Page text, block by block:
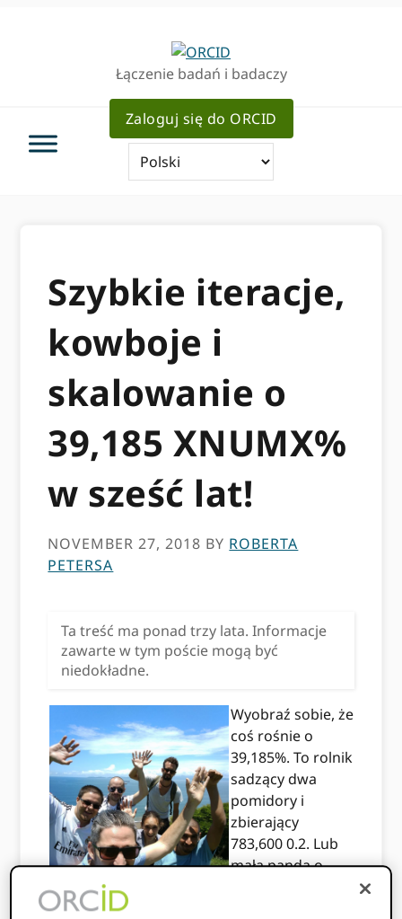
Łączenie badań i badaczy
Zaloguj się do ORCID
Szybkie iteracje,
kowboje i
skalowanie o
39,185 XNUMX%
w sześć lat!
NOVEMBER 27, 2018 BY ROBERTA
PETERSA
Ta treść ma ponad trzy lata. Informacje
zawarte w tym poście mogą być
niedokładne.
Wyobraź sobie, że
coś rośnie o
39,185%. To rolnik
sadzący dwa
pomidory i
zbierający
783,600 0.2. Lub
mała panda o